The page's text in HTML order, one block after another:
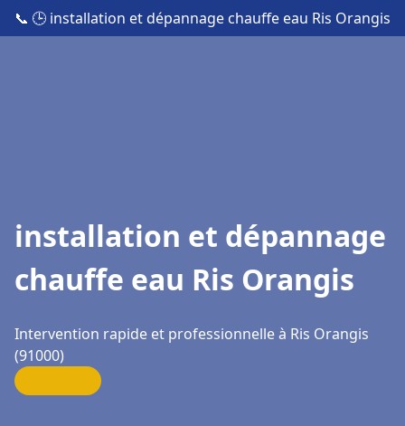
📞 🕒 installation et dépannage chauffe eau Ris Orangis
installation et dépannage
chauffe eau Ris Orangis
Intervention rapide et professionnelle à Ris Orangis
(91000)